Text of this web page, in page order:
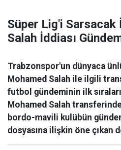
Süper Lig'i Sarsacak
Salah İddiası
Trabzonspor'un dünyaca ünlü
Mohamed Salah ile ilgili
futbol gündeminin ilk
Mohamed Salah
bordo-mavili kulübün
dosyasına ilişkin öne çıkan